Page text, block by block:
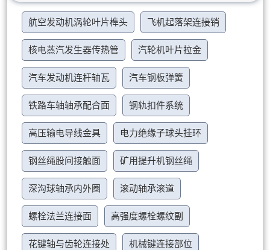
航空发动机涡轮叶片榫头 飞机起落架连接销
核电蒸汽发生器传热管 汽轮机叶片拉金
汽车发动机连杆轴瓦 汽车钢板弹簧
铁路车轴轴承配合面 钢轨扣件系统
高压输电导线金具 电力绝缘子球头挂环
钢丝绳股间接触面 矿用提升机钢丝绳
深沟球轴承内外圈 滚动轴承滚道
螺栓法兰连接面 高强度螺栓螺纹副
花键轴与齿轮连接处 机械键连接部位